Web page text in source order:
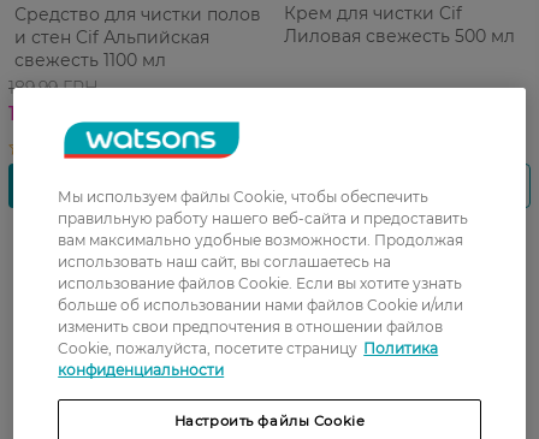
Средство для чистки полов
и стен Cif Альпийская
свежесть 1100 мл
189,99 ГРН
151,99 ГРН
Крем для чистки Cif
Лиловая свежесть 500 мл
Мы используем файлы Cookie, чтобы обеспечить
правильную работу нашего веб-сайта и предоставить
вам максимально удобные возможности. Продолжая
использовать наш сайт, вы соглашаетесь на
использование файлов Cookie. Если вы хотите узнать
больше об использовании нами файлов Cookie и/или
изменить свои предпочтения в отношении файлов
Cookie, пожалуйста, посетите страницу Политика
конфиденциальности
Настроить файлы Cookie